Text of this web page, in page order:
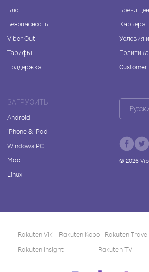
Блог
Безопасность
Viber Out
Тарифы
Поддержка
Бренд-
Карьера
Условия
ЗАГРУЗИТЬ
Android
iPhone & iPad
Windows PC
Mac
Linux
© 2026
Rakuten Viki Rakuten Kobo Rakuten Travel
Rakuten Insight
Rakuten TV